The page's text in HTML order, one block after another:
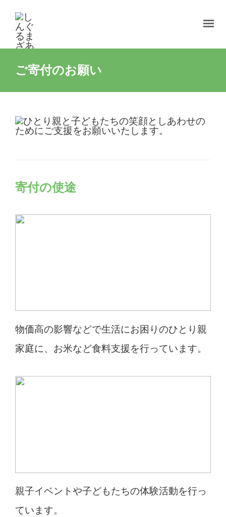
ご寄付のお願い
寄付の使途
物価高の影響などで生活にお困りのひとり親
家庭に、お米など食料支援を行っています。
親子イベントや子どもたちの体験活動を行っ
ています。